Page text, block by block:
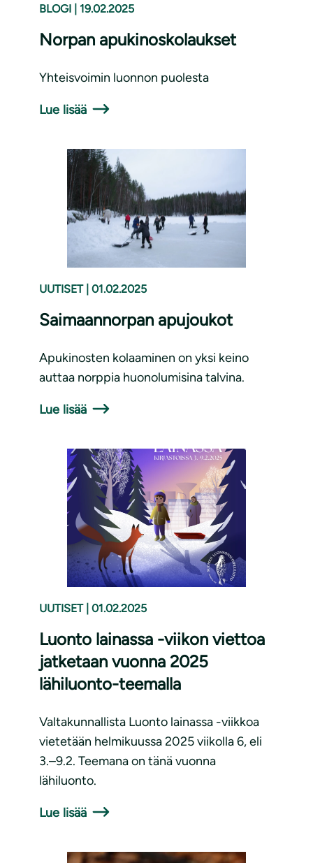
BLOGI 19.02.2025
Norpan apukinoskolaukset
Yhteisvoimin luonnon puolesta
Lue lisää
UUTISET 01.02.2025
Saimaannorpan apujoukot
Apukinosten kolaaminen on yksi keino
auttaa norppia huonolumisina talvina.
Lue lisää
UUTISET 01.02.2025
Luonto lainassa -viikon viettoa
jatketaan vuonna 2025
lähiluonto-teemalla
Valtakunnallista Luonto lainassa -viikkoa
vietetään helmikuussa 2025 viikolla 6, eli
3.–9.2. Teemana on tänä vuonna
lähiluonto.
Lue lisää